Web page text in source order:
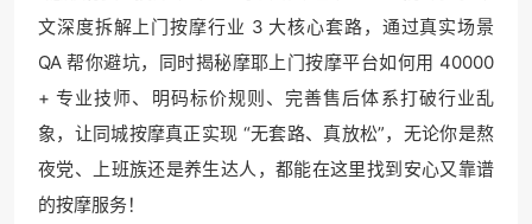
文深度拆解上门按摩行业 3 大核心套路，通过真实场景
QA 帮你避坑，同时揭秘摩耶上门按摩平台如何用 40000
+ 专业技师、明码标价规则、完善售后体系打破行业乱
象，让同城按摩真正实现 “无套路、真放松”，无论你是熬
夜党、上班族还是养生达人，都能在这里找到安心又靠谱
的按摩服务！